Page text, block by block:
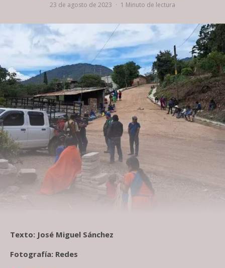
23 de agosto de 2023 · 1 Minuto de lectura
Texto: José Miguel Sánchez
Fotografía: Redes